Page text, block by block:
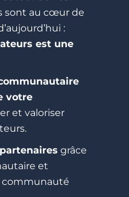
sont au cœur de
:
est une
votre
et valoriser
grâce
et
communauté